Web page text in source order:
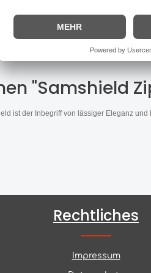
"Samshield
ist der Inbegriff von lässiger Eleganz
Rechtliches
Impressum